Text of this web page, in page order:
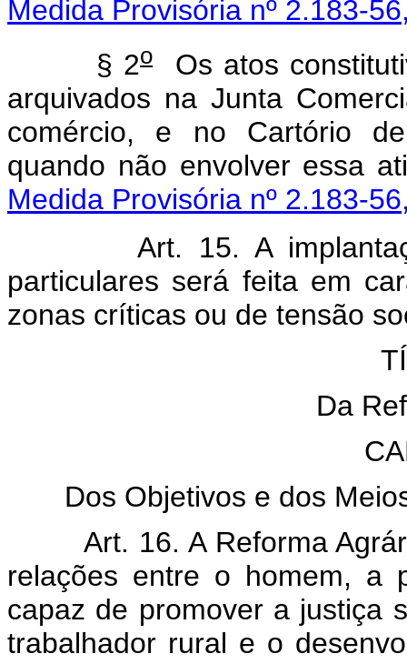
Medida Provisória nº 2.183-
§ 2oOs atos
arquivados na Junta
comércio, e no Cartório
quando não
Medida Provisória nº 2.183-
Art. 15. A
particulares será feita em
zonas críticas ou de tensão
Da
Dos Objetivos e dos
Art. 16. A Reforma
relações entre o homem, a
capaz de promover a justiça
trabalhador rural e o